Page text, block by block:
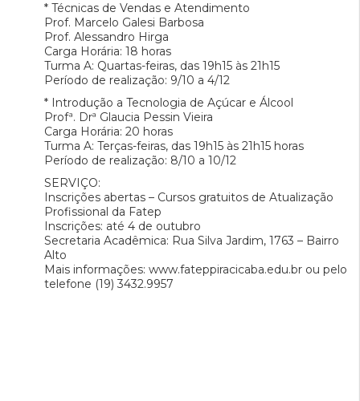
* Técnicas de Vendas e Atendimento
Prof. Marcelo Galesi Barbosa
Prof. Alessandro Hirga
Carga Horária: 18 horas
Turma A: Quartas-feiras, das 19h15 às 21h15
Período de realização: 9/10 a 4/12
* Introdução a Tecnologia de Açúcar e Álcool
Profª. Drª Glaucia Pessin Vieira
Carga Horária: 20 horas
Turma A: Terças-feiras, das 19h15 às 21h15 horas
Período de realização: 8/10 a 10/12
SERVIÇO:
Inscrições abertas – Cursos gratuitos de Atualização
Profissional da Fatep
Inscrições: até 4 de outubro
Secretaria Acadêmica: Rua Silva Jardim, 1763 – Bairro
Alto
Mais informações: www.fateppiracicaba.edu.br ou pelo
telefone (19) 3432.9957